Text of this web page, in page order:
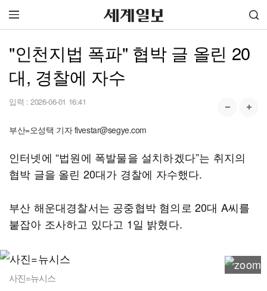
"인천지법 폭파" 협박 글 올린 20
대, 경찰에 자수
입력 : 2026-06-01 16:41
부산=오성택 기자 fivestar@segye.com
인터넷에 “법원에 폭발물을 설치하겠다”는 취지의
협박 글을 올린 20대가 경찰에 자수했다.
부산 해운대경찰서는 공중협박 혐의로 20대 A씨를
붙잡아 조사하고 있다고 1일 밝혔다.
사진=뉴시스